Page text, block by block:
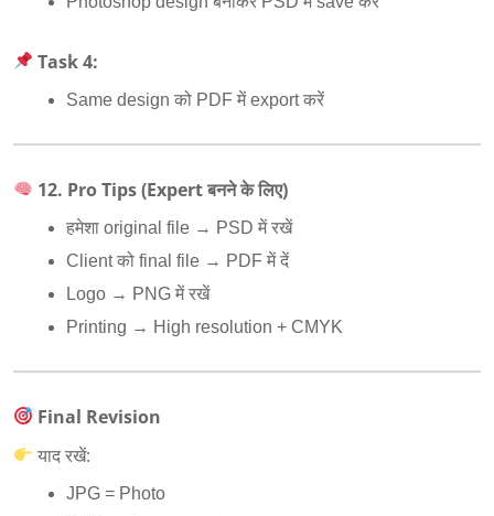
Task 4:
Same design को PDF में export करें
12. Pro Tips (Expertबनने के लिए)
हमेशा original file → PSD में रखें
Client को final file → PDF में दें
Logo → PNG में रखें
Printing → High resolution + CMYK
Final Revision
याद रखें:
JPG = Photo